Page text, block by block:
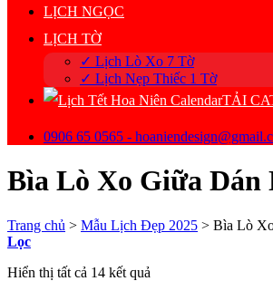
LỊCH NGỌC
LỊCH TỜ
✓ Lịch Lò Xo 7 Tờ
✓ Lịch Nẹp Thiếc 1 Tờ
TẢI
0906 65 0565 -
Bìa Lò Xo Giữa Dán
Trang chủ > Mẫu Lịch Đẹp 2025 > Bìa Lò
Lọc
Hiển thị tất cả 14 kết quả